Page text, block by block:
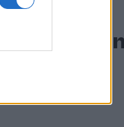
STRAUSS
István